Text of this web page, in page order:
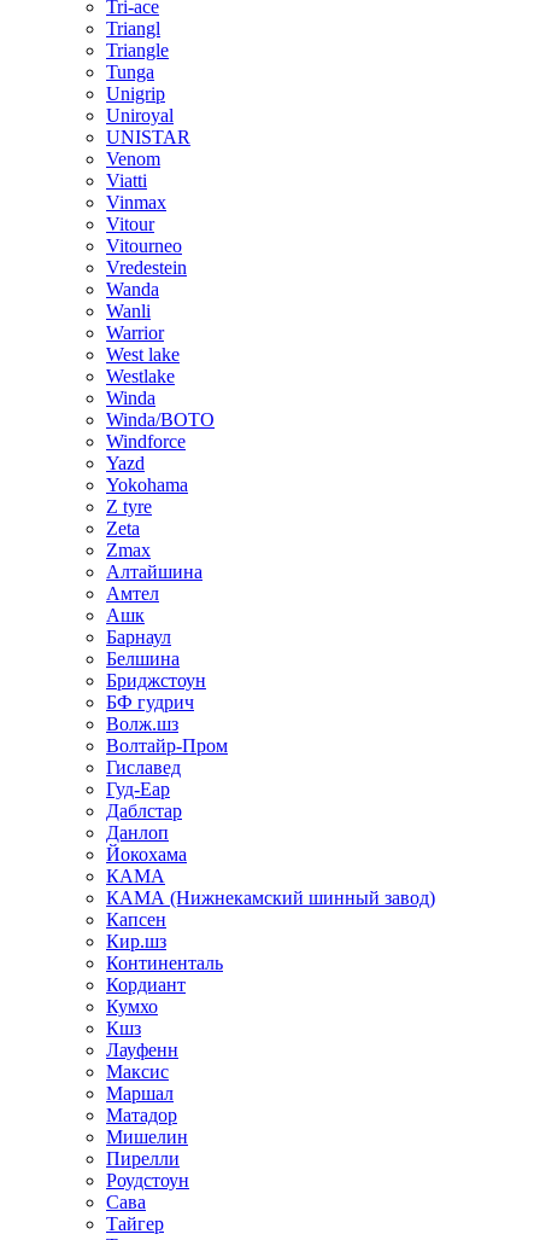
Tri-ace
Triangl
Triangle
Tunga
Unigrip
Uniroyal
UNISTAR
Venom
Viatti
Vinmax
Vitour
Vitourneo
Vredestein
Wanda
Wanli
Warrior
West lake
Westlake
Winda
Winda/BOTO
Windforce
Yazd
Yokohama
Z tyre
Zeta
Zmax
Алтайшина
Амтел
Ашк
Барнаул
Белшина
Бриджстоун
БФ гудрич
Волж.шз
Волтайр-Пром
Гиславед
Гуд-Еар
Даблстар
Данлоп
Йокохама
КАМА
КАМА (Нижнекамский шинный завод)
Капсен
Кир.шз
Континенталь
Кордиант
Кумхо
Кшз
Лауфенн
Максис
Маршал
Матадор
Мишелин
Пирелли
Роудстоун
Сава
Тайгер